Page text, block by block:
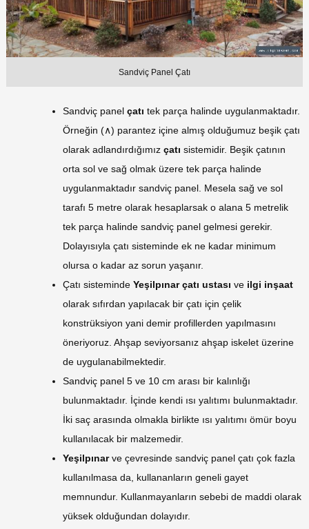
Sandviç Panel Çatı
Sandviç panel çatı tek parça halinde uygulanmaktadır.
Örneğin (∧) parantez içine almış olduğumuz beşik çatı
olarak adlandırdığımız çatı sistemidir. Beşik çatının
orta sol ve sağ olmak üzere tek parça halinde
uygulanmaktadır sandviç panel. Mesela sağ ve sol
tarafı 5 metre olarak hesaplarsak o alana 5 metrelik
tek parça halinde sandviç panel gelmesi gerekir.
Dolayısıyla çatı sisteminde ek ne kadar minimum
olursa o kadar az sorun yaşanır.
Çatı sisteminde Yeşilpınar çatı ustası ve ilgi inşaat
olarak sıfırdan yapılacak bir çatı için çelik
konstrüksiyon yani demir profillerden yapılmasını
öneriyoruz. Ahşap seviyorsanız ahşap iskelet üzerine
de uygulanabilmektedir.
Sandviç panel 5 ve 10 cm arası bir kalınlığı
bulunmaktadır. İçinde kendi ısı yalıtımı bulunmaktadır.
İki saç arasında olmakla birlikte ısı yalıtımı ömür boyu
kullanılacak bir malzemedir.
Yeşilpınarve çevresinde sandviç panel çatı çok fazla
kullanılmasa da, kullananların geneli gayet
memnundur. Kullanmayanların sebebi de maddi olarak
yüksek olduğundan dolayıdır.